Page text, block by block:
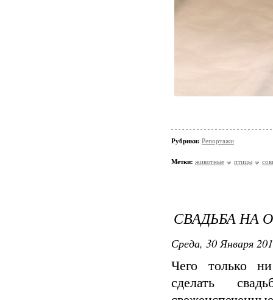
Рубрики: Репортажи
Метки: животные птицы
СВАДЬБА НА
Среда, 30 Января
Чего только
сделать